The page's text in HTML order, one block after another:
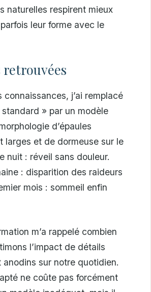
naturelles respirent mieux
leur forme avec le
j’ai remplacé
» par un modèle
d’épaules
larges et de dormeuse sur le
nuit : réveil sans douleur.
: disparition des raideurs
mois : sommeil enfin
m’a rappelé combien
l’impact de détails
anodins sur notre quotidien.
ne coûte pas forcément